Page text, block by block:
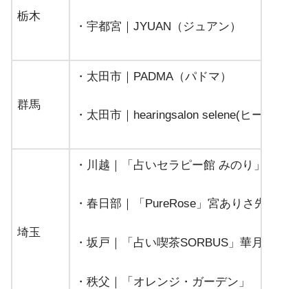
栃木
・宇都宮｜JYUAN（ジュアン）
群馬
・太田市｜PADMA（パドマ）
・太田市｜hearingsalon selene(ヒーリン
埼玉
・川越｜「占いセラピー館 みのり」千尋先
・春日部｜「PureRose」宮ありさ先生
・坂戸｜「占い喫茶SORBUS」華月鈴先生
・秩父｜「オレンジ・ガーデン」